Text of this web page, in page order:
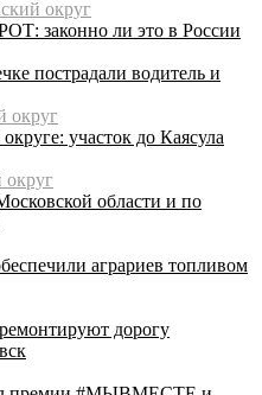
округ
законно ли это в России
пострадали водитель и
округ
участок до Каясула
округ
области и по
аграриев топливом
дорогу